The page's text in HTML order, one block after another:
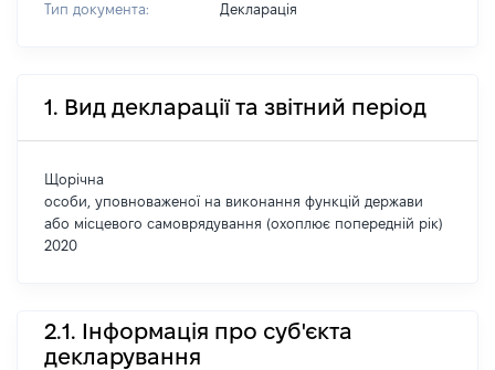
Тип документа: Декларація
1. Вид декларації та звітний період
Щорічна
особи, уповноваженої на виконання функцій держави
або місцевого самоврядування (охоплює попередній рік)
2020
2.1. Інформація про суб'єкта
декларування